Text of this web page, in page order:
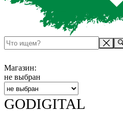
Магазин:
не выбран
GODIGITAL